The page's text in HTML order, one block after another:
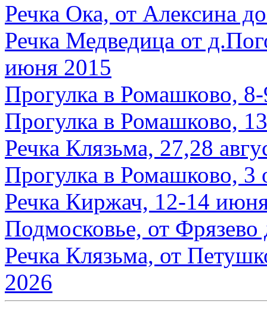
Речка Ока, от Алексина
Речка Медведица от
июня 2015
Прогулка в Ромашково,
Прогулка в Ромашково,
Речка Клязьма, 27,28
Прогулка в Ромашково, 3
Речка Киржач, 12-14
Подмосковье, от
Речка Клязьма, от
2026